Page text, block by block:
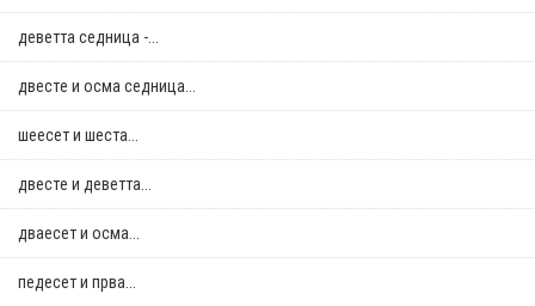
деветта седница -...
двестe и осма седница...
шеесет и шеста...
двестe и деветта...
дваесет и осма...
педесет и прва...